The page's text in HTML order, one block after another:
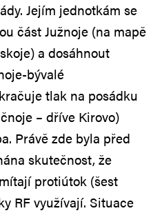
Jejím jednotkám se
část Južnoje (na mapě
a dosáhnout
bývalé
tlak na posádku
– dříve Kirovo)
Právě zde byla před
skutečnost, že
protiútok (šest
RF využívají. Situace